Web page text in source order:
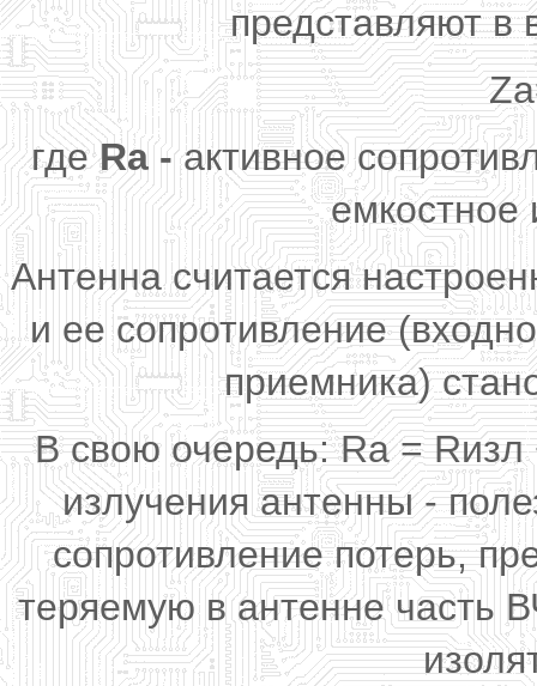
представляют в
гдеRa -активное
емкостное
Антенна считается
и ее сопротивление
приемника)
В свою очередь: Ra = Rизл
излучения антенны -
сопротивление потерь,
теряемую в антенне часть